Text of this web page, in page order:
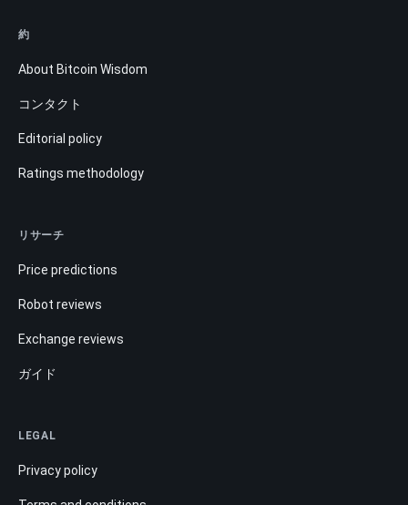
約
About Bitcoin Wisdom
コンタクト
Editorial policy
Ratings methodology
リサーチ
Price predictions
Robot reviews
Exchange reviews
ガイド
LEGAL
Privacy policy